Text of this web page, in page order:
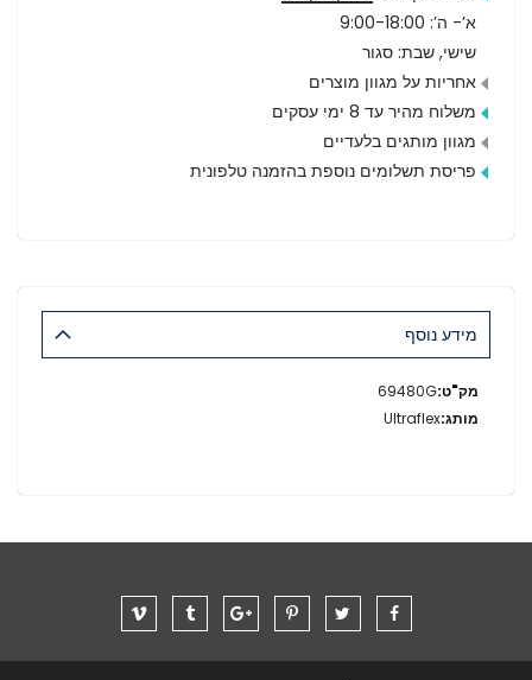
א’- ה’: 9:00-18:00
שישי, שבת: סגור
אחריות על מגוון מוצרים
משלוח מהיר עד 8 ימי עסקים
מגוון מותגים בלעדיים
פריסת תשלומים נוספת בהזמנה טלפונית
מידע נוסף
מידע
נוסף
69480G
Ultraflex